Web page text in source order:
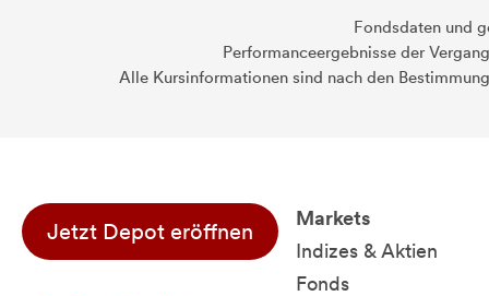
Fondsdaten und
Performanceergebnisse der
Alle Kursinformationen sind nach den
Jetzt Depot eröffnen
Markets
Indizes & Aktien
Fonds